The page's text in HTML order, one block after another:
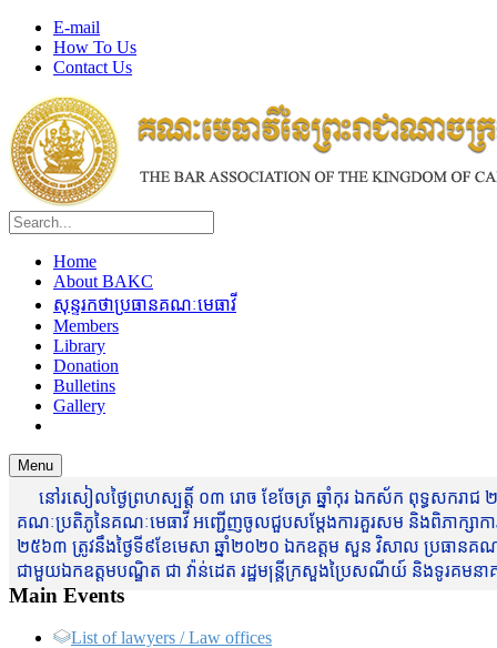
E-mail
How To Us
Contact Us
Home
About BAKC
សុន្ទរកថាប្រធានគណៈមេធាវី
Members
Library
Donation
Bulletins
Gallery
Menu
នៅរសៀលថ្ងៃព្រហស្បត្តិ៍ ០៣ រោច ខែចែត្រ ឆ្នាំកុរ ឯកស័ក ពុទ្ធសករាជ
គណៈប្រតិភូនៃគណៈមេធាវី អញ្ជើញចូលជួបសម្តែងការគួរសម និងពិភាក្សាកា
២៥៦៣ ត្រូវនឹងថ្ងៃទី៩ខែមេសា ឆ្នាំ២០២០ ឯកឧត្តម សួន វិសាល ប្រធានគណ
ជាមួយឯកឧត្តមបណ្ឌិត ជា វ៉ាន់ដេត រដ្ឋមន្រ្តីក្រសួងប្រៃសណីយ៍ និងទូរគ
Main Events
List of lawyers / Law offices